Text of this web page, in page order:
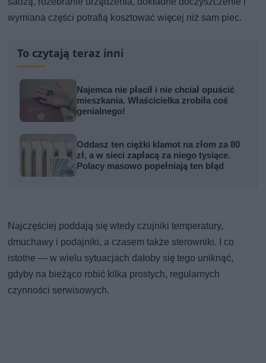
wymiana części potrafią kosztować więcej niż sam piec.
To czytają teraz inni
Najemca nie płacił i nie chciał opuścić
mieszkania. Właścicielka zrobiła coś
genialnego!
Oddasz ten ciężki klamot na złom za 80
zł, a w sieci zapłacą za niego tysiące.
Polacy masowo popełniają ten błąd
Najczęściej poddają się wtedy czujniki temperatury,
dmuchawy i podajniki, a czasem także sterowniki. I co
istotne — w wielu sytuacjach dałoby się tego uniknąć,
gdyby na bieżąco robić kilka prostych, regularnych
czynności serwisowych.